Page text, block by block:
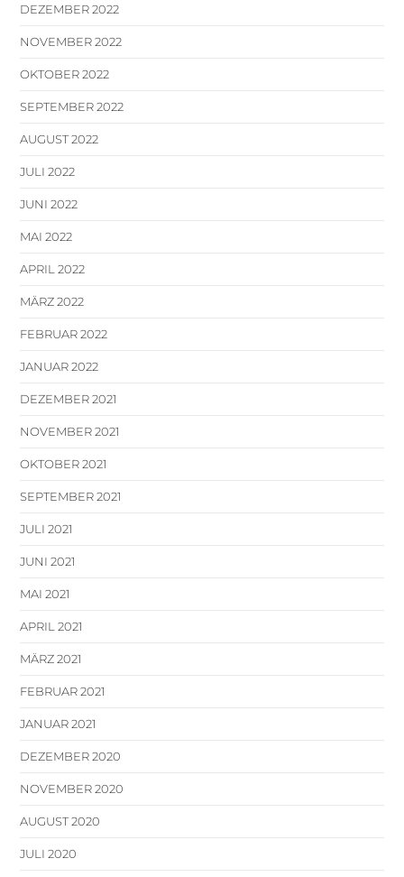
DEZEMBER 2022
NOVEMBER 2022
OKTOBER 2022
SEPTEMBER 2022
AUGUST 2022
JULI 2022
JUNI 2022
MAI 2022
APRIL 2022
MÄRZ 2022
FEBRUAR 2022
JANUAR 2022
DEZEMBER 2021
NOVEMBER 2021
OKTOBER 2021
SEPTEMBER 2021
JULI 2021
JUNI 2021
MAI 2021
APRIL 2021
MÄRZ 2021
FEBRUAR 2021
JANUAR 2021
DEZEMBER 2020
NOVEMBER 2020
AUGUST 2020
JULI 2020